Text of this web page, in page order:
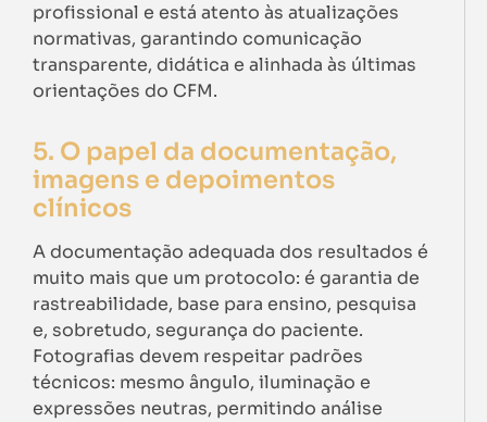
profissional e está atento às atualizações
normativas, garantindo comunicação
transparente, didática e alinhada às últimas
orientações do CFM.
5. O papel da documentação,
imagens e depoimentos
clínicos
A documentação adequada dos resultados é
muito mais que um protocolo: é garantia de
rastreabilidade, base para ensino, pesquisa
e, sobretudo, segurança do paciente.
Fotografias devem respeitar padrões
técnicos: mesmo ângulo, iluminação e
expressões neutras, permitindo análise